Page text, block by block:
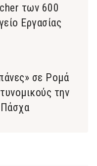
των 600
Εργασίας
σε Ρομά
την